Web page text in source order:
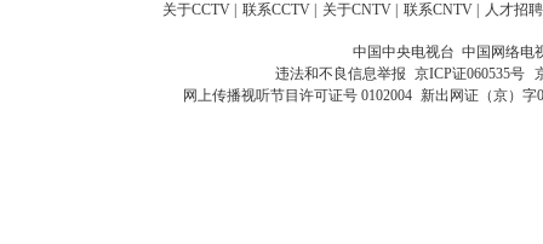
关于CCTV 联系CCTV 关于CNTV 联系CNTV 人才招聘
中国中央电视台 中国网络电
违法和不良信息举报 京ICP证060535号
网上传播视听节目许可证号 0102004 新出网证（京）